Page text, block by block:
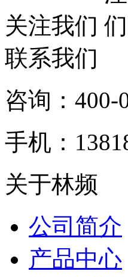
关注我们
联系我们
咨询：400-
手机：
关于林频
公司简介
产品中心